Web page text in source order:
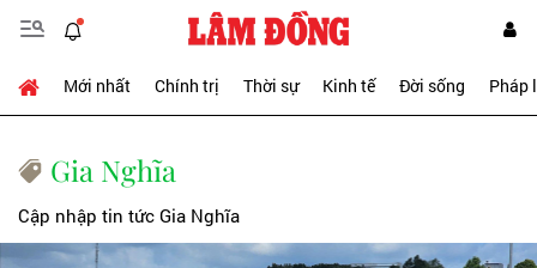
Mới nhất Chính trị Thời sự Kinh tế Đời sống Pháp
Gia Nghĩa
Cập nhập tin tức Gia Nghĩa